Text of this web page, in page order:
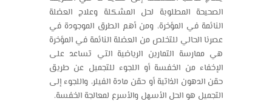
الصحيحة المطلوبة لحل المشكلة وعلاج العضلة
النائمة في المؤخرة، ومن أهم الطرق الموجودة في
عصرنا الحالي للتخلص من العضلة النائمة في المؤخرة
هي ممارسة التمارين الرياضية التي تساعد على
الإخفاء من الخفسة أو اللجوء للتجميل عن طريق
حقن الدهون الذاتية أو حقن مادة الفيلر، واللجوء إلى
التجميل هو الحل الأسهل والأسرع لمعالجة الخفسة.